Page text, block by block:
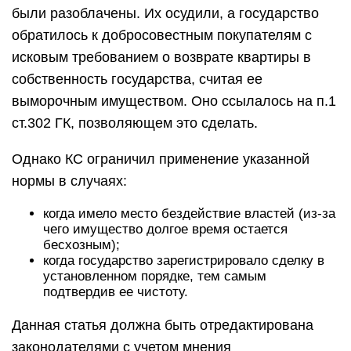
были разоблачены. Их осудили, а государство
обратилось к добросовестным покупателям с
исковым требованием о возврате квартиры в
собственность государства, считая ее
выморочным имуществом. Оно ссылалось на п.1
ст.302 ГК, позволяющем это сделать.
Однако КС ограничил применение указанной
нормы в случаях:
когда имело место бездействие властей (из-за
чего имущество долгое время остается
бесхозным);
когда государство зарегистрировало сделку в
установленном порядке, тем самым
подтвердив ее чистоту.
Данная статья должна быть отредактирована
законодателями с учетом мнения